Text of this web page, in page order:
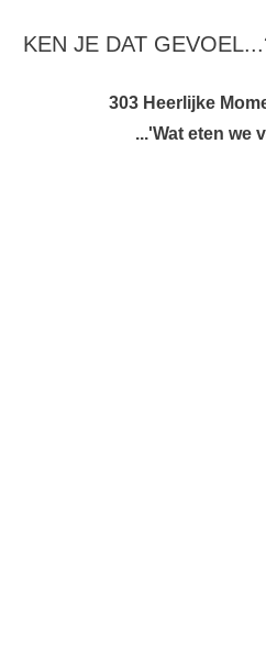
KEN JE DAT
303 Heerlijke
...'Wat eten we